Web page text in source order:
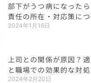
部下がうつ病になった
責任の所在・対応策に
2024年1月16日
上司との関係が原因？
と職場での効果的な対
2024年2月20日